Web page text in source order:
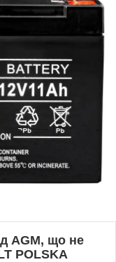
AGM, що не
POLSKA